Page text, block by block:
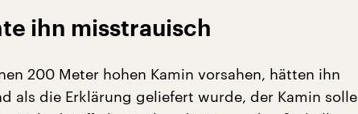
ihn misstrauisch
200 Meter hohen Kamin vorsahen, hätten ihn
als die Erklärung geliefert wurde, der Kamin solle